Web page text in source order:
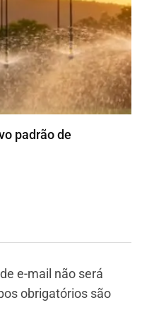
padrão de
e-mail não será
obrigatórios são